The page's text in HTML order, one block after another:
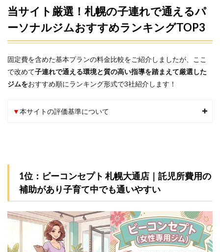
当サイト厳選！札幌の子連れで通えるパ
ーソナルジムおすすめランキングTOP3
固定費を含めた基本プランの料金比較をご紹介しましたが、ここ
で改めて子連れで通える環境と質の高い指導を踏まえて厳選した
ジムをおすすめ順にランキング形式で3社紹介します！
▼本サイトの評価基準について
1位：ビーコンセプト 札幌大通店｜託児所費用の
補助があり子育て中でも通いやすい